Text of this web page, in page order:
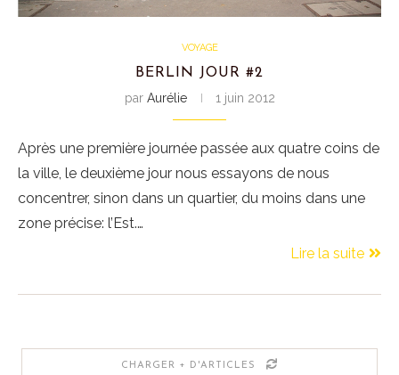
VOYAGE
BERLIN JOUR #2
par Aurélie 1 juin 2012
Après une première journée passée aux quatre coins de
la ville, le deuxième jour nous essayons de nous
concentrer, sinon dans un quartier, du moins dans une
zone précise: l’Est.…
Lire la suite
CHARGER + D'ARTICLES